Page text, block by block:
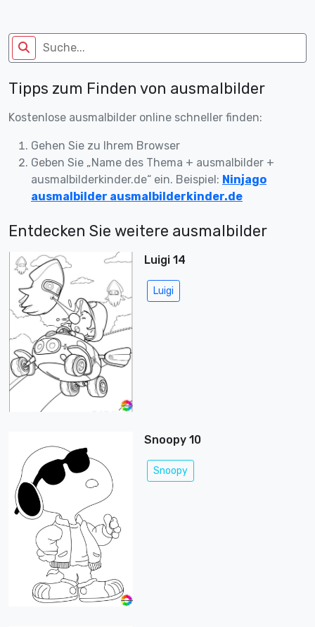
Tipps zum Finden von ausmalbilder
Kostenlose ausmalbilder online schneller finden:
Gehen Sie zu Ihrem Browser
Geben Sie „Name des Thema + ausmalbilder +
ausmalbilderkinder.de“ ein. Beispiel: Ninjago
ausmalbilder ausmalbilderkinder.de
Entdecken Sie weitere ausmalbilder
Luigi 14
Luigi
Snoopy 10
Snoopy